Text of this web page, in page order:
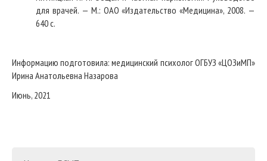
для врачей. — М.: ОАО «Издательство «Медицина», 2008. —
640 с.
Информацию подготовила: медицинский психолог ОГБУЗ «ЦОЗиМП»
Ирина Анатольевна Назарова
Июнь, 2021